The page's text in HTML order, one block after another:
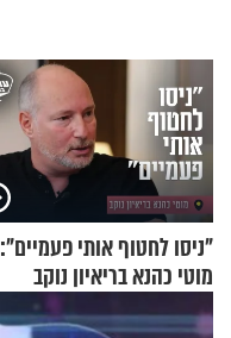
"ניסו לחטוף אותי פעמיים":
מוטי כהנא בריאיון נוקב